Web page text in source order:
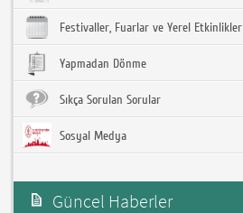
Festivaller, Fuarlar ve Yerel Etkinlikler
Yapmadan Dönme
Sıkça Sorulan Sorular
Sosyal Medya
Güncel Haberler